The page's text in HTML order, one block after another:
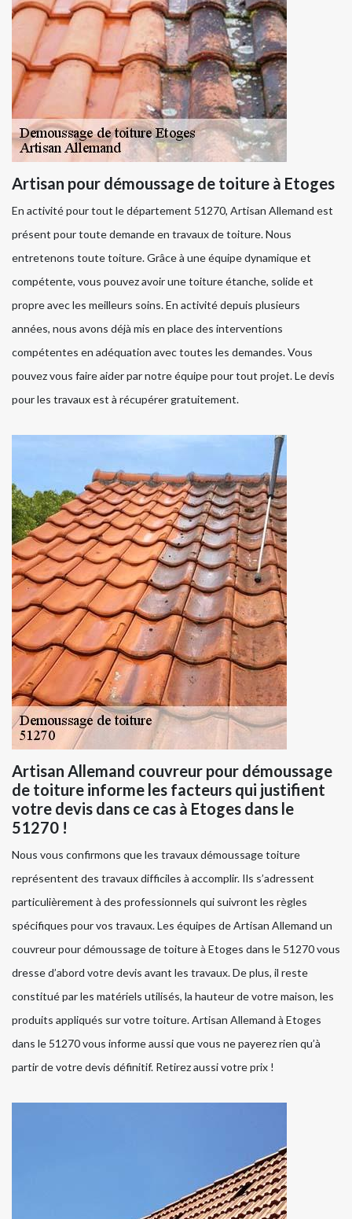
Artisan pour démoussage de toiture à Etoges
En activité pour tout le département 51270, Artisan Allemand est
présent pour toute demande en travaux de toiture. Nous
entretenons toute toiture. Grâce à une équipe dynamique et
compétente, vous pouvez avoir une toiture étanche, solide et
propre avec les meilleurs soins. En activité depuis plusieurs
années, nous avons déjà mis en place des interventions
compétentes en adéquation avec toutes les demandes. Vous
pouvez vous faire aider par notre équipe pour tout projet. Le devis
pour les travaux est à récupérer gratuitement.
Artisan Allemand couvreur pour démoussage
de toiture informe les facteurs qui justifient
votre devis dans ce cas à Etoges dans le
51270 !
Nous vous confirmons que les travaux démoussage toiture
représentent des travaux difficiles à accomplir. Ils s’adressent
particulièrement à des professionnels qui suivront les règles
spécifiques pour vos travaux. Les équipes de Artisan Allemand un
couvreur pour démoussage de toiture à Etoges dans le 51270 vous
dresse d’abord votre devis avant les travaux. De plus, il reste
constitué par les matériels utilisés, la hauteur de votre maison, les
produits appliqués sur votre toiture. Artisan Allemand à Etoges
dans le 51270 vous informe aussi que vous ne payerez rien qu’à
partir de votre devis définitif. Retirez aussi votre prix !